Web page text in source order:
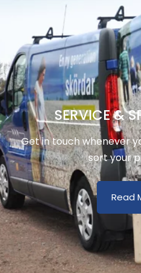
SERVICE &
Get in touch whenever
sort your
Read